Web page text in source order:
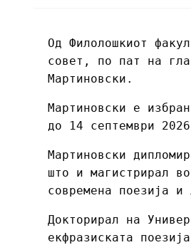
Од Филолошкиот
совет, по пат на
Мартиновски.
Мартиновски е
до 14 септември
Мартиновски
што и магистрирал
современа поезија и
Докторирал на
екфразиската